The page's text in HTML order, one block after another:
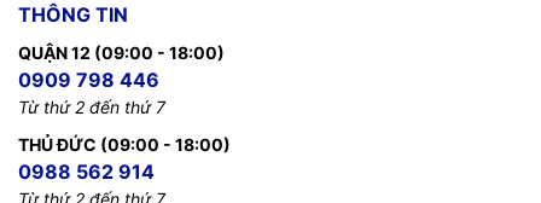
THÔNG TIN
QUẬN 12 (09:00 - 18:00)
0909 798 446
Từ thứ 2 đến thứ 7
THỦ ĐỨC (09:00 - 18:00)
0988 562 914
Từ thứ 2 đến thứ 7